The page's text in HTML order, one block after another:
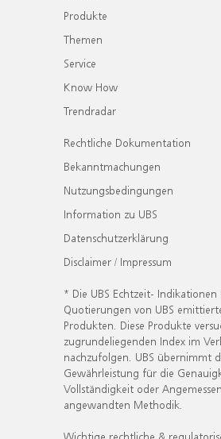
Produkte
Themen
Service
Know How
Trendradar
Rechtliche Dokumentation
Bekanntmachungen
Nutzungsbedingungen
Information zu UBS
Datenschutzerklärung
Disclaimer / Impressum
* Die UBS Echtzeit-
Quotierungen von UBS
Produkten. Diese Produkte
zugrundeliegenden Index im
nachzufolgen. UBS übernimmt
Gewährleistung für die
Vollständigkeit oder
angewandten Methodik.